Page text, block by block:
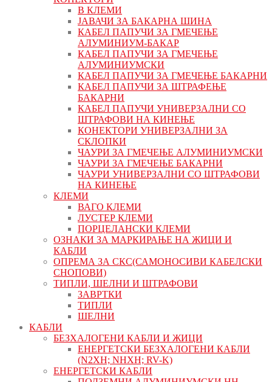
В КЛЕМИ
ЈАВАЧИ ЗА БАКАРНА ШИНА
КАБЕЛ ПАПУЧИ ЗА ГМЕЧЕЊЕ
АЛУМИНИУМ-БАКАР
КАБЕЛ ПАПУЧИ ЗА ГМЕЧЕЊЕ
АЛУМИНИУМСКИ
КАБЕЛ ПАПУЧИ ЗА ГМЕЧЕЊЕ БАКАРНИ
КАБЕЛ ПАПУЧИ ЗА ШТРАФЕЊЕ
БАКАРНИ
КАБЕЛ ПАПУЧИ УНИВЕРЗАЛНИ СО
ШТРАФОВИ НА КИНЕЊЕ
КОНЕКТОРИ УНИВЕРЗАЛНИ ЗА
СКЛОПКИ
ЧАУРИ ЗА ГМЕЧЕЊЕ АЛУМИНИУМСКИ
ЧАУРИ ЗА ГМЕЧЕЊЕ БАКАРНИ
ЧАУРИ УНИВЕРЗАЛНИ СО ШТРАФОВИ
НА КИНЕЊЕ
КЛЕМИ
ВАГО КЛЕМИ
ЛУСТЕР КЛЕМИ
ПОРЦЕЛАНСКИ КЛЕМИ
ОЗНАКИ ЗА МАРКИРАЊЕ НА ЖИЦИ И
КАБЛИ
ОПРЕМА ЗА СКС(САМОНОСИВИ КАБЕЛСКИ
СНОПОВИ)
ТИПЛИ, ШЕЛНИ И ШТРАФОВИ
ЗАВРТКИ
ТИПЛИ
ШЕЛНИ
КАБЛИ
БЕЗХАЛОГЕНИ КАБЛИ И ЖИЦИ
ЕНЕРГЕТСКИ БЕЗХАЛОГЕНИ КАБЛИ
(N2XH; NHXH; RV-K)
ЕНЕРГЕТСКИ КАБЛИ